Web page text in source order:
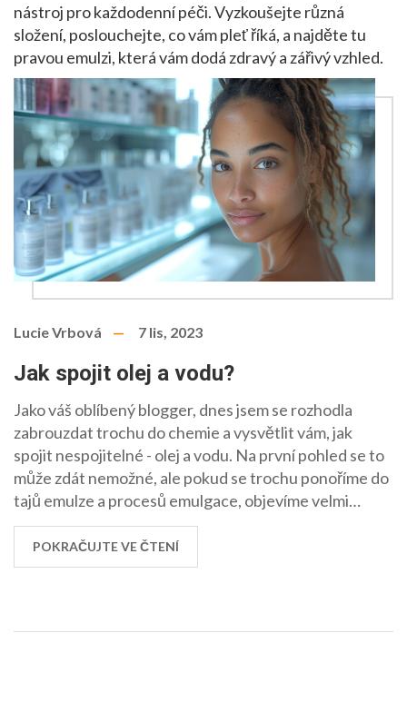
nástroj pro každodenní péči. Vyzkoušejte různá
složení, poslouchejte, co vám pleť říká, a najděte tu
pravou emulzi, která vám dodá zdravý a zářivý vzhled.
Lucie Vrbová 7 lis, 2023
Jak spojit olej a vodu?
Jako váš oblíbený blogger, dnes jsem se rozhodla
zabrouzdat trochu do chemie a vysvětlit vám, jak
spojit nespojitelné - olej a vodu. Na první pohled se to
může zdát nemožné, ale pokud se trochu ponoříme do
tajů emulze a procesů emulgace, objevíme velmi
zajímavé fakty. Ráda vám ukážu krok po kroku, jakým
způsobem je možné tyto dvě látky spojit a jaký to má
význam. Takže připravte zápisníky a pojďme se
POKRAČUJTE VE ČTENÍ